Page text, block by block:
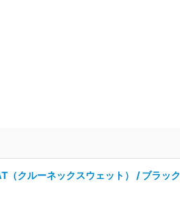
クルーネックスウェット） / ブラック